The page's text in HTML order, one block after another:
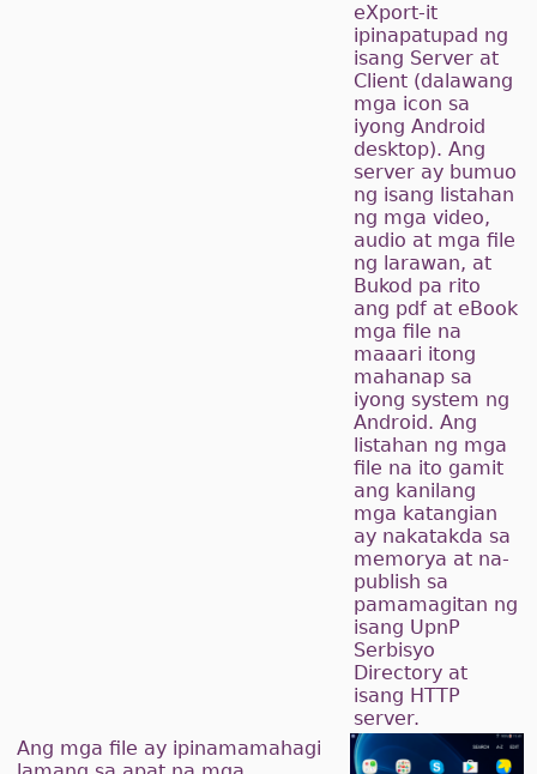
eXport-it
ipinapatupad ng
isang Server at
Client (dalawang
mga icon sa
iyong Android
desktop). Ang
server ay bumuo
ng isang listahan
ng mga video,
audio at mga file
ng larawan, at
Bukod pa rito
ang pdf at eBook
mga file na
maaari itong
mahanap sa
iyong system ng
Android. Ang
listahan ng mga
file na ito gamit
ang kanilang
mga katangian
ay nakatakda sa
memorya at na-
publish sa
pamamagitan ng
isang UpnP
Serbisyo
Directory at
isang HTTP
server.
Ang mga file ay ipinamamahagi